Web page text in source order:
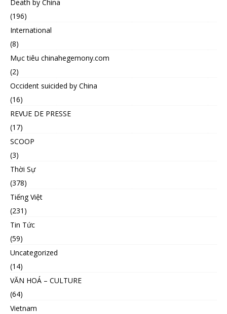
Death by China
(196)
International
(8)
Mục tiêu chinahegemony.com
(2)
Occident suicided by China
(16)
REVUE DE PRESSE
(17)
SCOOP
(3)
Thời Sự
(378)
Tiếng Việt
(231)
Tin Tức
(59)
Uncategorized
(14)
VĂN HOÁ – CULTURE
(64)
Vietnam